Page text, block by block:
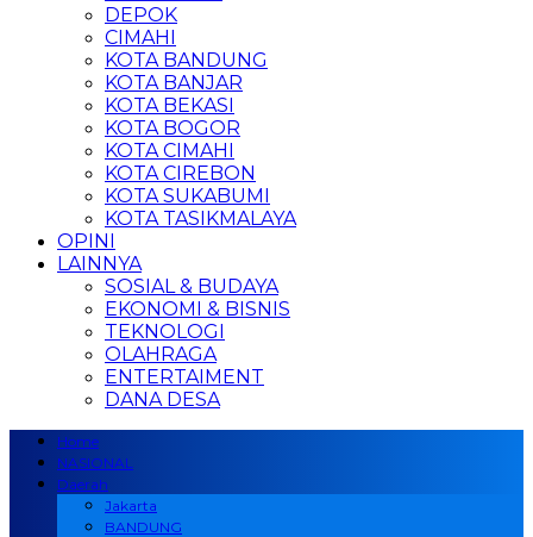
DEPOK
CIMAHI
KOTA BANDUNG
KOTA BANJAR
KOTA BEKASI
KOTA BOGOR
KOTA CIMAHI
KOTA CIREBON
KOTA SUKABUMI
KOTA TASIKMALAYA
OPINI
LAINNYA
SOSIAL & BUDAYA
EKONOMI & BISNIS
TEKNOLOGI
OLAHRAGA
ENTERTAIMENT
DANA DESA
Home
NASIONAL
Daerah
Jakarta
BANDUNG